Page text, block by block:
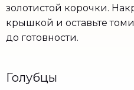
золотистой корочки.
крышкой и оставьте
до готовности.
Голубцы